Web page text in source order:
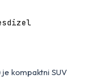
dizel
kompaktni SUV